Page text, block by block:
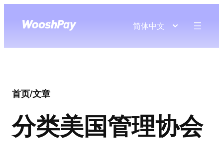
简体中文
首页/文章
分类美国管理协会